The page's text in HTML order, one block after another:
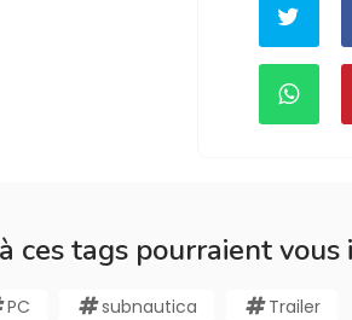
ces tags pourraient vous
PC subnautica Trailer